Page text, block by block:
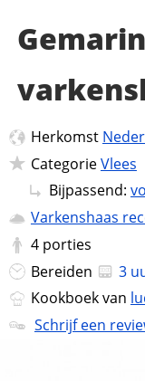
Herkomst
CategorieVlees
Bijpassend:
Varkenshaas
4 porties
Bereiden
3
Kookboek van
Schrijf een